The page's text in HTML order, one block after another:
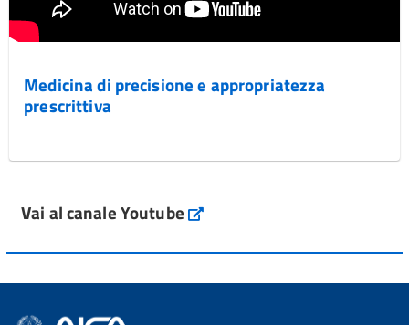
Medicina di precisione e appropriatezza
prescrittiva
Vai al canale Youtube